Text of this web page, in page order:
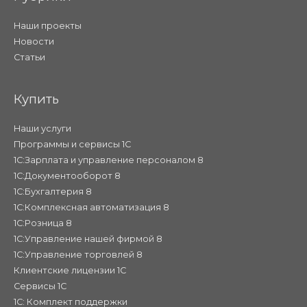
Наши проекты
Новости
Статьи
Купить
Наши услуги
Программы и сервисы 1С
1С:Зарплата и управление персоналом 8
1С:Документооборот 8
1С:Бухгалтерия 8
1С:Комплексная автоматизация 8
1С:Розница 8
1С:Управление нашей фирмой 8
1С:Управление торговлей 8
Клиентские лицензии 1С
Сервисы 1С
1С: Комплект поддержки